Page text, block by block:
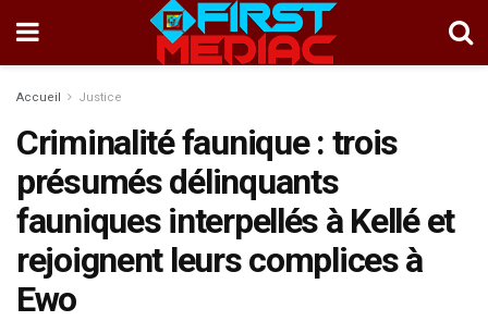
Accueil Justice
Criminalité faunique : trois
présumés délinquants
fauniques interpellés à Kellé et
rejoignent leurs complices à
Ewo